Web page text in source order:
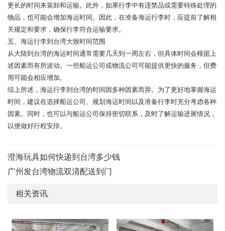
更长的时间来装卸和运输。此外，如果行李中有违禁品或需要特殊处理的
物品，也可能会增加海运时间。因此，在准备海运行李时，应提前了解相
关规定和要求，确保行李符合运输要求。
五、海运行李到台湾大致时间范围
从大陆到台湾的海运时间通常需要几天到一周左右，但具体时间会根据上
述因素而有所波动。一些船运公司或物流公司可能提供更快的服务，但费
用可能会相应增加。
综上所述，海运行李到台湾的时间因多种因素而异。为了更好地掌握海运
时间，建议在选择船运公司、规划海运时间以及准备行李时充分考虑各种
因素。同时，也可以与船运公司保持密切联系，及时了解运输进展情况，
以便做好行程安排。
澄海玩具如何快递到台湾多少钱
广州发台湾物流双清配送到门
相关资讯